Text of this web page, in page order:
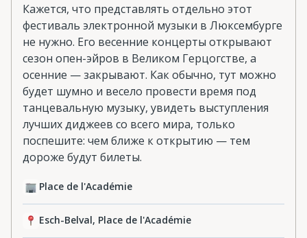
Кажется, что представлять отдельно этот
фестиваль электронной музыки в Люксембурге
не нужно. Его весенние концерты открывают
сезон опен-эйров в Великом Герцогстве, а
осенние — закрывают. Как обычно, тут можно
будет шумно и весело провести время под
танцевальную музыку, увидеть выступления
лучших диджеев со всего мира, только
поспешите: чем ближе к открытию — тем
дороже будут билеты.
Place de l'Académie
Esch-Belval, Place de l'Académie